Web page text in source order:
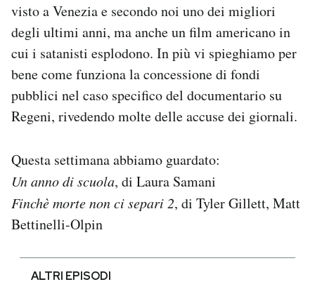
Entra
visto a Venezia e secondo noi uno dei migliori
degli ultimi anni, ma anche un film americano in
cui i satanisti esplodono. In più vi spieghiamo per
bene come funziona la concessione di fondi
pubblici nel caso specifico del documentario su
Regeni, rivedendo molte delle accuse dei giornali.
Questa settimana abbiamo guardato:
Un anno di scuola, di Laura Samani
Finchè morte non ci separi 2, di Tyler Gillett, Matt
Bettinelli-Olpin
ALTRI EPISODI